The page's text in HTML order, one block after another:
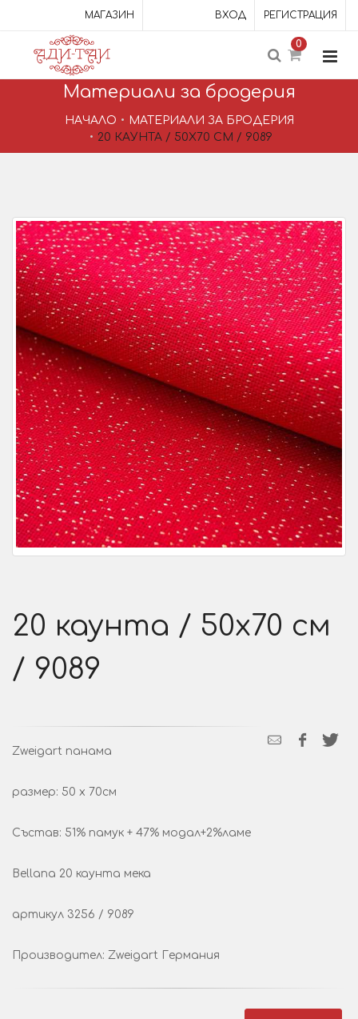
ВХОД РЕГИСТРАЦИЯ
МАГАЗИН
0
Материали за бродерия
НАЧАЛО
МАТЕРИАЛИ ЗА БРОДЕРИЯ
20 КАУНТА / 50X70 СМ / 9089
20 каунта / 50x70 см
/ 9089
Zweigart панама
размер: 50 х 70см
Състав: 51% памук + 47% модал+2%ламе
Bellana 20 каунта мека
артикул 3256 / 9089
Производител: Zweigart Германия